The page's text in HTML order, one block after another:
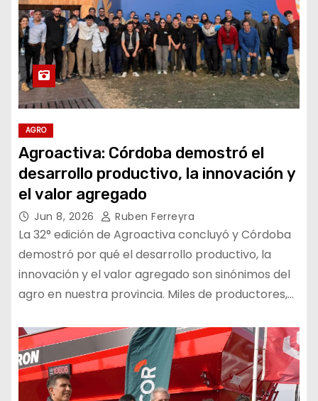
AGRO
Agroactiva: Córdoba demostró el
desarrollo productivo, la innovación y
el valor agregado
Jun 8, 2026 Ruben Ferreyra
La 32° edición de Agroactiva concluyó y Córdoba
demostró por qué el desarrollo productivo, la
innovación y el valor agregado son sinónimos del
agro en nuestra provincia. Miles de productores,…